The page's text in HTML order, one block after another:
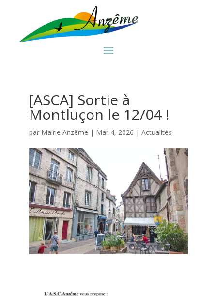
[ASCA] Sortie à
Montluçon le 12/04 !
par Mairie Anzême | Mar 4, 2026 | Actualités